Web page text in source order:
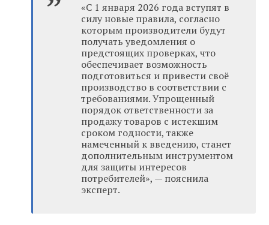
«С 1 января 2026 года вступят в
силу новые правила, согласно
которым производители будут
получать уведомления о
предстоящих проверках, что
обеспечивает возможность
подготовиться и привести своё
производство в соответствии с
требованиями. Упрощенный
порядок ответственности за
продажу товаров с истекшим
сроком годности, также
намеченный к введению, станет
дополнительным инструментом
для защиты интересов
потребителей», — пояснила
эксперт.